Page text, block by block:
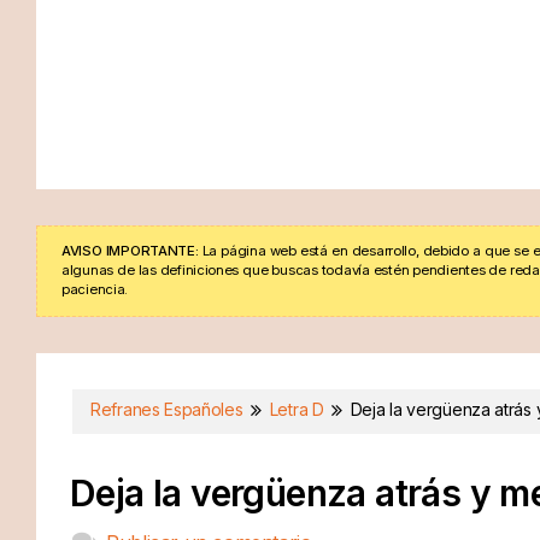
AVISO IMPORTANTE: La página web está en desarrollo, debido a que
algunas de las definiciones que buscas todavía estén pendientes de
paciencia.
Refranes Españoles Letra D Deja la vergüenza atrás
Deja la vergüenza atrás y